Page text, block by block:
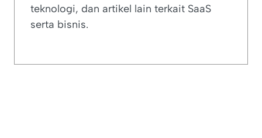
teknologi, dan artikel lain terkait SaaS
serta bisnis.